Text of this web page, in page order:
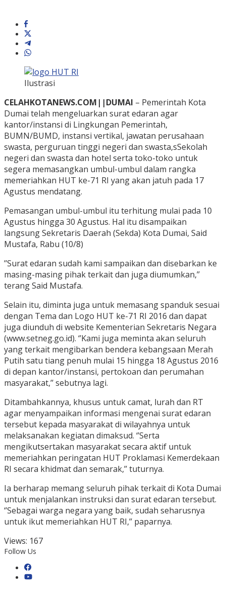
Ilustrasi
CELAHKOTANEWS.COM||DUMAI – Pemerintah Kota
Dumai telah mengeluarkan surat edaran agar
kantor/instansi di Lingkungan Pemerintah,
BUMN/BUMD, instansi vertikal, jawatan perusahaan
swasta, perguruan tinggi negeri dan swasta,sSekolah
negeri dan swasta dan hotel serta toko-toko untuk
segera memasangkan umbul-umbul dalam rangka
memeriahkan HUT ke-71 RI yang akan jatuh pada 17
Agustus mendatang.
Pemasangan umbul-umbul itu terhitung mulai pada 10
Agustus hingga 30 Agustus. Hal itu disampaikan
langsung Sekretaris Daerah (Sekda) Kota Dumai, Said
Mustafa, Rabu (10/8)
’’Surat edaran sudah kami sampaikan dan disebarkan ke
masing-masing pihak terkait dan juga diumumkan,’’
terang Said Mustafa.
Selain itu, diminta juga untuk memasang spanduk sesuai
dengan Tema dan Logo HUT ke-71 RI 2016 dan dapat
juga diunduh di website Kementerian Sekretaris Negara
(www.setneg.go.id). ‘’Kami juga meminta akan seluruh
yang terkait mengibarkan bendera kebangsaan Merah
Putih satu tiang penuh mulai 15 hingga 18 Agustus 2016
di depan kantor/instansi, pertokoan dan perumahan
masyarakat,’’ sebutnya lagi.
Ditambahkannya, khusus untuk camat, lurah dan RT
agar menyampaikan informasi mengenai surat edaran
tersebut kepada masyarakat di wilayahnya untuk
melaksanakan kegiatan dimaksud. ‘’Serta
mengikutsertakan masyarakat secara aktif untuk
memeriahkan peringatan HUT Proklamasi Kemerdekaan
RI secara khidmat dan semarak,’’ tuturnya.
Ia berharap memang seluruh pihak terkait di Kota Dumai
untuk menjalankan instruksi dan surat edaran tersebut.
‘’Sebagai warga negara yang baik, sudah seharusnya
untuk ikut memeriahkan HUT RI,’’ paparnya.
Views: 167
Follow Us